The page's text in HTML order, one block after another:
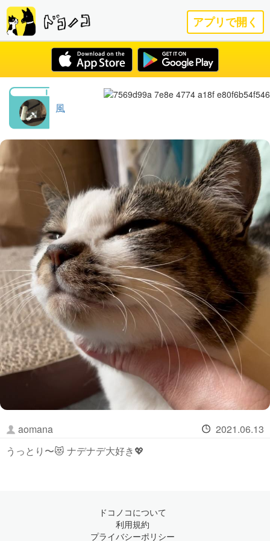
アプリで開く
風
aomana
2021.06.13
うっとり〜😻 ナデナデ大好き💖
ドコノコについて
利用規約
プライバシーポリシー